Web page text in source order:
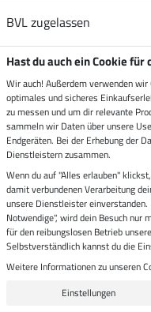
BVL zugelassen
Zustellung durch
Sicher bezahlen mit
Letzte
Alle Preise in Euro
Hast du auch ein Cookie für
Wir auch! Außerdem verwenden
optimales und sicheres
zu messen und um dir relevante
sammeln wir Daten über unsere
Endgeräten. Bei der Erhebung der
Dienstleistern zusammen.
Wenn du auf "Alles erlauben"
damit verbundenen Verarbeitung
unsere Dienstleister
Notwendige", wird dein Besuch nur
für den reibungslosen Betrieb
Selbstverständlich kannst du die
Weitere Informationen zu unseren
Einstellungen